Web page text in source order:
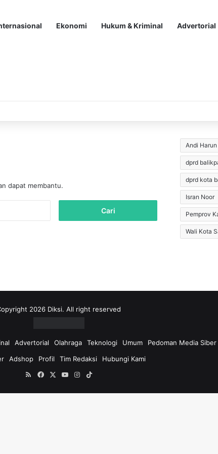
Ekonomi Hukum & Kriminal Advertorial
dapat membantu.
k
Andi Harun
dprd
dprd kota
Isran Noor
Pemprov
Wali Kota
2026 Diksi. All right reserved
Advertorial Olahraga Teknologi Umum Pedoman Media Siber
Adshop Profil Tim Redaksi
Hubungi Kami
RSSFacebookYouTubeInstagram
TikTok